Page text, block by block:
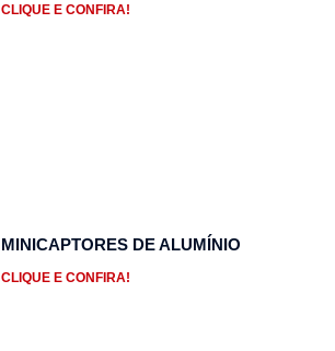
CLIQUE E CONFIRA!
MINICAPTORES DE ALUMÍNIO
CLIQUE E CONFIRA!